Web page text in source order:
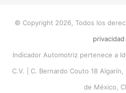
© Copyright 2026, Todos los
privacidad
Indicador Automotriz pertenece a
C.V. | C. Bernardo Couto 18
de México,